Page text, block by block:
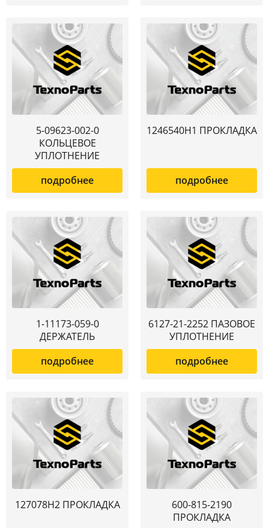
5-09623-002-0
КОЛЬЦЕВОЕ
УПЛОТНЕНИЕ
подробнее
1246540H1 ПРОКЛАДКА
подробнее
1-11173-059-0
ДЕРЖАТЕЛЬ
подробнее
6127-21-2252 ПАЗОВОЕ
УПЛОТНЕНИЕ
подробнее
127078H2 ПРОКЛАДКА
600-815-2190
ПРОКЛАДКА